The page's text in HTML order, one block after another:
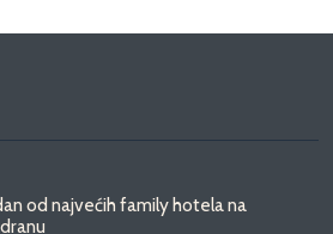
od najvećih family hotela na